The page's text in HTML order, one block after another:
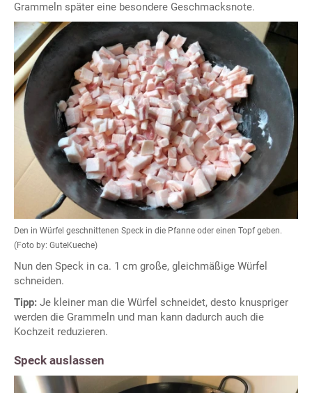
Grammeln später eine besondere Geschmacksnote.
Den in Würfel geschnittenen Speck in die Pfanne oder einen Topf geben.
(Foto by: GuteKueche)
Nun den Speck in ca. 1 cm große, gleichmäßige Würfel
schneiden.
Tipp: Je kleiner man die Würfel schneidet, desto knuspriger
werden die Grammeln und man kann dadurch auch die
Kochzeit reduzieren.
Speck auslassen